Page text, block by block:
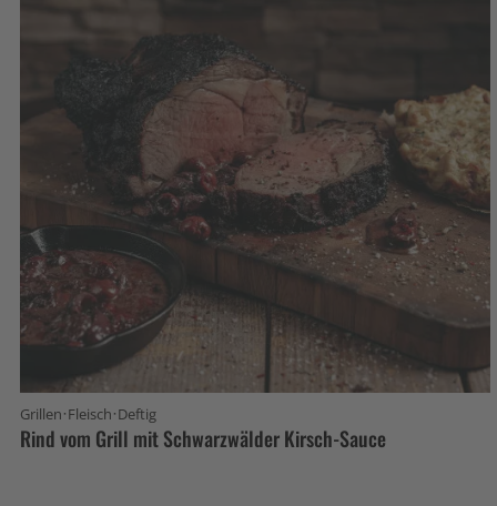
Grillen·Fleisch·Deftig
Rind vom Grill mit Schwarzwälder Kirsch-Sauce